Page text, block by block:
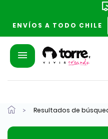
ENVÍOS A TODO CHILE
Resultados de